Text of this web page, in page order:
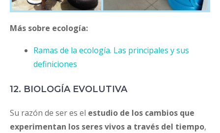
Más sobre ecología:
Ramas de la ecología. Las principales y sus
definiciones
12. BIOLOGÍA EVOLUTIVA
Su razón de ser es el estudio de los cambios que
experimentan los seres vivos a través del tiempo,